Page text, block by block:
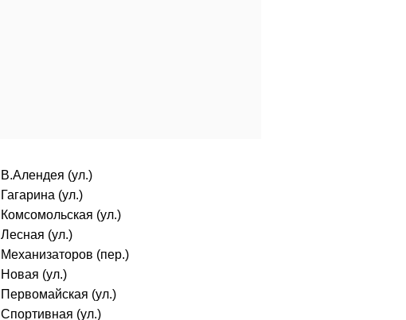
В.Алендея (ул.)
Гагарина (ул.)
Комсомольская (ул.)
Лесная (ул.)
Механизаторов (пер.)
Новая (ул.)
Первомайская (ул.)
Спортивная (ул.)